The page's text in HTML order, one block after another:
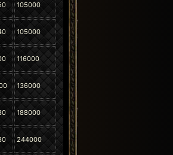
105000
105000
116000
136000
188000
244000